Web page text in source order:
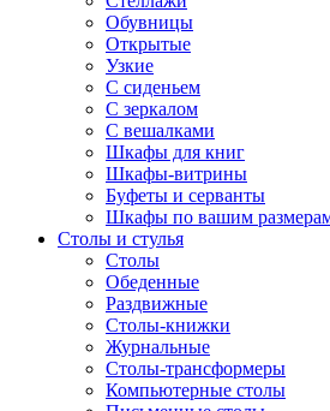
Обувницы
Открытые
Узкие
С сиденьем
С зеркалом
С вешалками
Шкафы для книг
Шкафы-витрины
Буфеты и серванты
Шкафы по вашим
Столы и стулья
Столы
Обеденные
Раздвижные
Столы-книжки
Журнальные
Столы-трансформеры
Компьютерные столы